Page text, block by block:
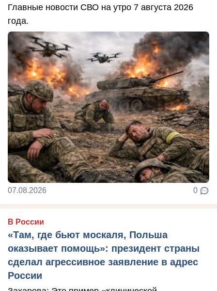
Главные новости СВО на утро 7 августа 2026
года.
07.08.2026 0
В России
«Там, где бьют москаля, Польша
оказывает помощь»: президент страны
сделал агрессивное заявление в адрес
России